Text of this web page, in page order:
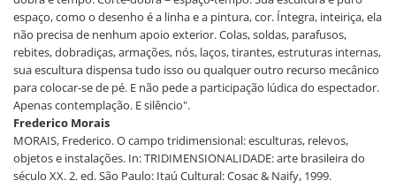
espaço, como o desenho é a linha e a pintura, cor. Íntegra, inteiriça, ela
não precisa de nenhum apoio exterior. Colas, soldas, parafusos,
rebites, dobradiças, armações, nós, laços, tirantes, estruturas internas,
sua escultura dispensa tudo isso ou qualquer outro recurso mecânico
para colocar-se de pé. E não pede a participação lúdica do espectador.
Apenas contemplação. E silêncio".
Frederico Morais
MORAIS, Frederico. O campo tridimensional: esculturas, relevos,
objetos e instalações. In: TRIDIMENSIONALIDADE: arte brasileira do
século XX. 2. ed. São Paulo: Itaú Cultural: Cosac & Naify, 1999.